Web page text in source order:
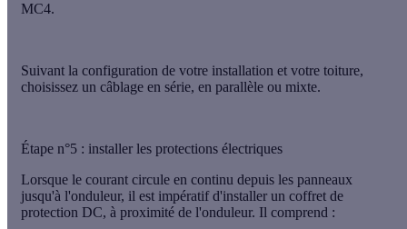
MC4.
Suivant la configuration de votre installation et votre toiture,
choisissez un câblage en série, en parallèle ou mixte.
Étape n°5 : installer les protections électriques
Lorsque le courant circule en continu depuis les panneaux
jusqu'à l'onduleur, il est impératif d'installer un coffret de
protection DC, à proximité de l'onduleur. Il comprend :